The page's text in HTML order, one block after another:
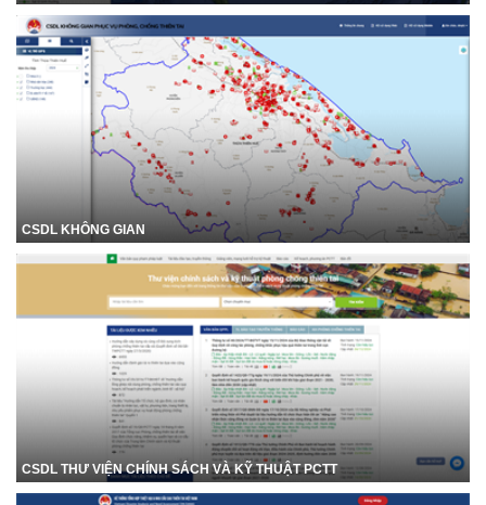
CSDL KHÔNG GIAN
CSDL THƯ VIỆN CHÍNH SÁCH VÀ KỸ THUẬT PCTT